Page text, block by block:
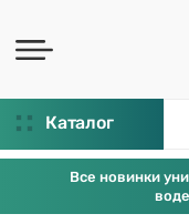
Каталог
Все новинки